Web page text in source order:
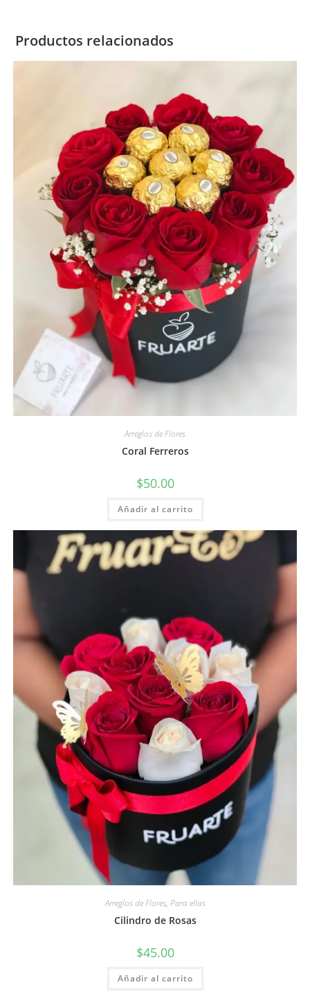
Productos relacionados
Arreglos de Flores
Coral Ferreros
$50.00
Añadir al carrito
Arreglos de Flores, Para ellas
Cilindro de Rosas
$45.00
Añadir al carrito